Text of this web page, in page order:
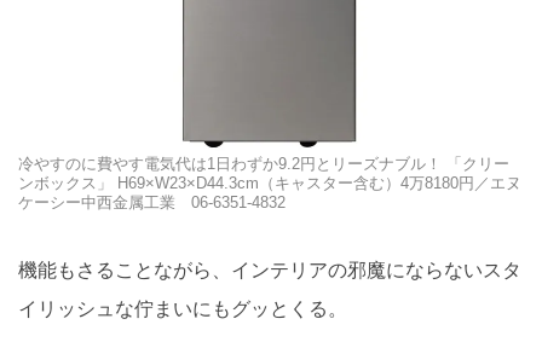
冷やすのに費やす電気代は1日わずか9.2円とリーズナブル！ 「クリー
ンボックス」 H69×W23×D44.3cm（キャスター含む）4万8180円／エヌ
ケーシー中西金属工業 06-6351-4832
機能もさることながら、インテリアの邪魔にならないスタ
イリッシュな佇まいにもグッとくる。